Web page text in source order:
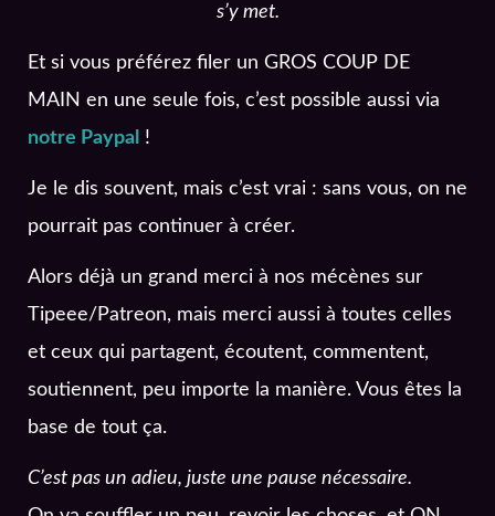
s’y met.
Et si vous préférez filer un GROS COUP DE
MAIN en une seule fois, c’est possible aussi via
notre Paypal
!
Je le dis souvent, mais c’est vrai : sans vous, on ne
pourrait pas continuer à créer.
Alors déjà un grand merci à nos mécènes sur
Tipeee/Patreon, mais merci aussi à toutes celles
et ceux qui partagent, écoutent, commentent,
soutiennent, peu importe la manière. Vous êtes la
base de tout ça.
C’est pas un adieu, juste une pause nécessaire.